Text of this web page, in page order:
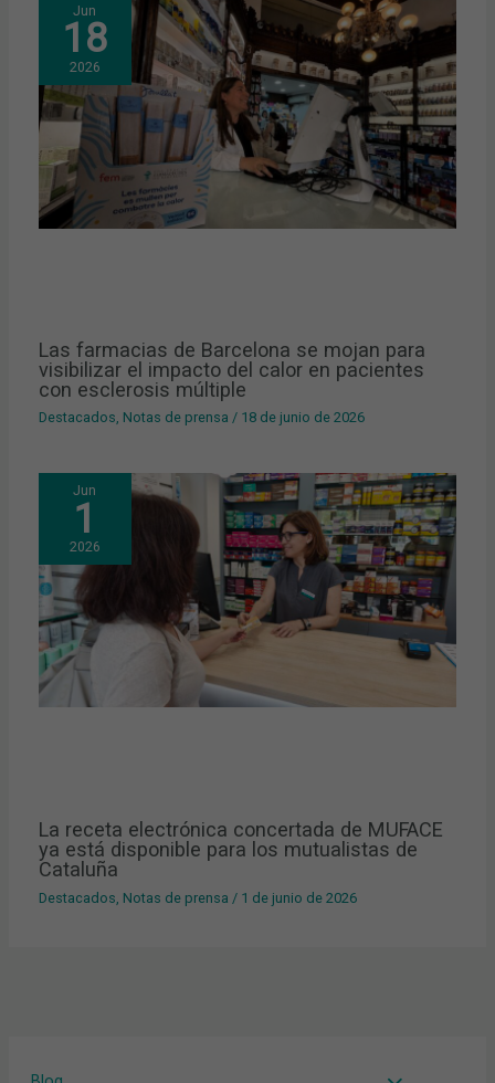
Jun
18
2026
Las farmacias de Barcelona se mojan para
visibilizar el impacto del calor en pacientes
con esclerosis múltiple
Destacados, Notas de prensa / 18 de junio de 2026
Jun
1
2026
La receta electrónica concertada de MUFACE
ya está disponible para los mutualistas de
Cataluña
Destacados Notas de prensa / 1 de junio de 2026